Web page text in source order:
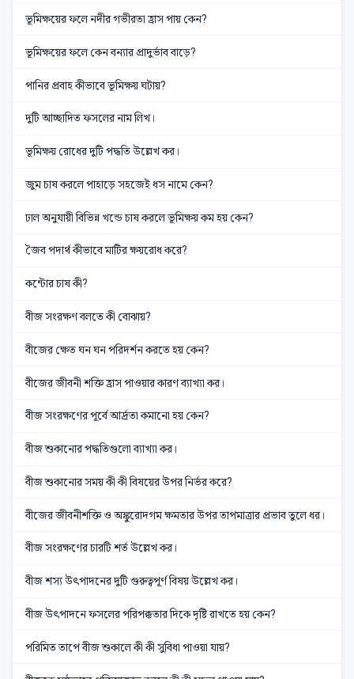
ভূমিক্ষয়ের ফলে নদীর গভীরতা হ্রাস পায় কেন?
ভূমিক্ষয়ের ফলে কেন বন্যার প্রাদুর্ভাব বাড়ে?
পানির প্রবাহ কীভাবে ভূমিক্ষয় ঘটায়?
দুটি আচ্ছাদিত ফসলের নাম লিখ।
ভূমিক্ষয় রোধের দুটি পদ্ধতি উল্লেখ কর।
জুম চাষ করলে পাহাড়ে সহজেই ধস নামে কেন?
ঢাল অনুযায়ী বিভিন্ন খন্ডে চাষ করলে ভূমিক্ষয় কম হয় কেন?
জৈব পদার্থ কীভাবে মাটির ক্ষয়রোধ করে?
কন্টোর চাষ কী?
বীজ সংরক্ষণ বলতে কী বোঝায়?
বীজের ক্ষেত ঘন ঘন পরিদর্শন করতে হয় কেন?
বীজের জীবনী শক্তি হ্রাস পাওয়ার কারণ ব্যাখ্যা কর।
বীজ সংরক্ষণের পূর্বে আর্দ্রতা কমানো হয় কেন?
বীজ শুকানোর পদ্ধতিগুলো ব্যাখ্যা কর।
বীজ শুকানোর সময় কী কী বিষয়ের উপর নির্ভর করে?
বীজের জীবনীশক্তি ও অঙ্কুরোদগম ক্ষমতার উপর তাপমাত্রার প্রভাব তুলে ধর।
বীজ সংরক্ষণের চারটি শর্ত উল্লেখ কর।
বীজ শস্য উৎপাদনের দুটি গুরুত্বপূর্ণ বিষয় উল্লেখ কর।
বীজ উৎপাদনে ফসলের পরিপক্কতার দিকে দৃষ্টি রাখতে হয় কেন?
পরিমিত তাপে বীজ শুকালে কী কী সুবিধা পাওয়া যায়?